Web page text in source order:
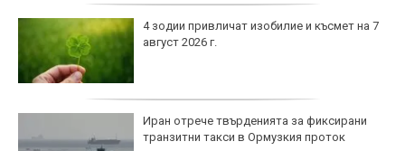
4 зодии привличат изобилие и късмет на 7
август 2026 г.
Иран отрече твърденията за фиксирани
транзитни такси в Ормузкия проток